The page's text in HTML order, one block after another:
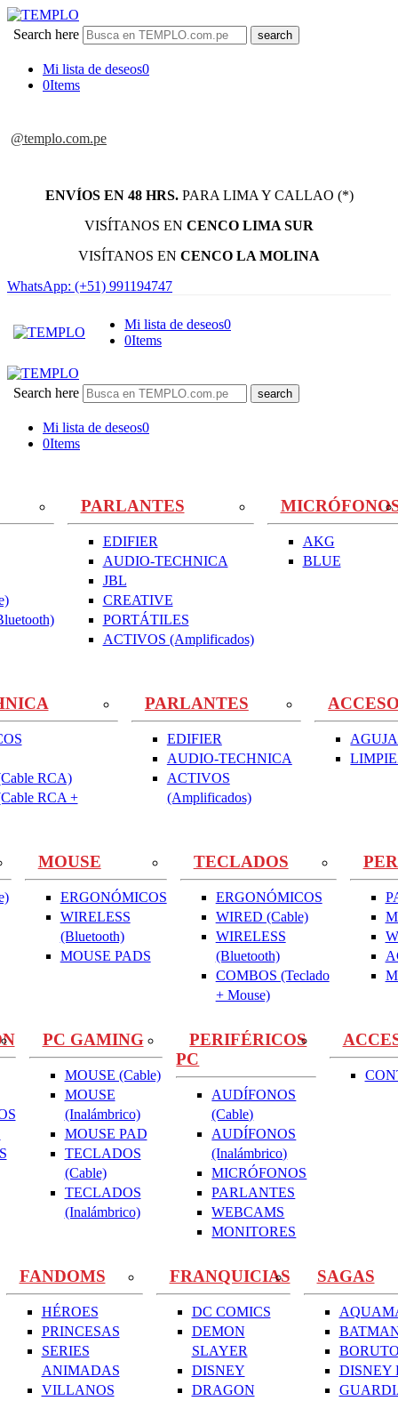
Search here
Mi lista de deseos0
0Items
@templo.com.pe
ENVÍOS EN 48 HRS.PARA LIMA Y CALLAO (*)
VISÍTANOS EN CENCO LIMA SUR
VISÍTANOS EN CENCO LA MOLINA
WhatsApp: (+51) 991194747
Mi lista de deseos0
0Items
Search here
Mi lista de deseos0
0Items
PARLANTES
EDIFIER
AUDIO-TECHNICA
JBL
CREATIVE
PORTÁTILES
ACTIVOS (Amplificados)
AKG
BLUE
RCA)
RCA +
PARLANTES
EDIFIER
AUDIO-TECHNICA
ACTIVOS
(Amplificados)
MOUSE
ERGONÓMICOS
WIRELESS
(Bluetooth)
MOUSE PADS
TECLADOS
ERGONÓMICOS
WIRED (Cable)
WIRELESS
(Bluetooth)
COMBOS (Teclado
+ Mouse)
PC GAMING
MOUSE (Cable)
MOUSE
(Inalámbrico)
MOUSE PAD
TECLADOS
(Cable)
TECLADOS
(Inalámbrico)
PERIFÉRICOS
PC
AUDÍFONOS
(Cable)
AUDÍFONOS
(Inalámbrico)
MICRÓFONOS
PARLANTES
WEBCAMS
MONITORES
FANDOMS
HÉROES
PRINCESAS
SERIES
ANIMADAS
VILLANOS
FRANQUICIAS
DC COMICS
DEMON
SLAYER
DISNEY
DRAGON
SAGAS
DISNEY